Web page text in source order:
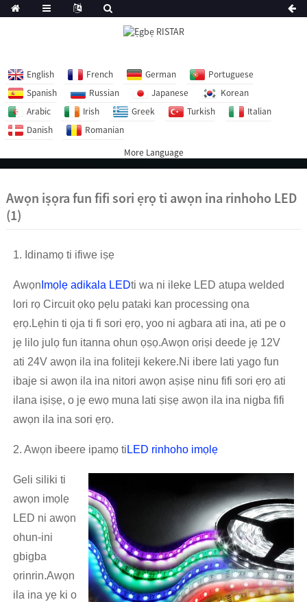
English French German
Portuguese
Spanish
Russian Japanese
Korean
Arabic
Irish Greek Turkish
Italian
Danish
Romanian
More Language
Awọn iṣọra fun fifi sori ẹrọ ti awọn ina rinhoho LED
(1)
1. Idinamọ ti ifiwe iṣẹ
Awọn Imọlẹ adikala LEDti wa ni ileke LED atupa welded
lori rọ Circuit ọkọ pẹlu pataki kan processing ọna
ẹrọ.Lẹhin ti ọja ti fi sori ẹrọ, yoo ni agbara ati ina, ati pe o
jẹ lilo julọ fun itanna ohun ọṣọ.Awọn oriṣi deede jẹ 12V
ati 24V awọn ila ina foliteji kekere.Ni ibere lati yago fun
ibaje si awọn ila ina nitori awọn aṣiṣe ninu fifi sori ẹrọ ati
ilana iṣiṣẹ, o jẹ ewọ muna lati ṣiṣẹ awọn ila ina nigba fifi
awọn ila ina sori ẹrọ.
2. Awọn ibeere ipamọ ti LED rinhoho imọlẹ
Geli siliki ti
awọn imọlẹ
LED ni awọn
ohun-ini
gbigba
ọrinrin.Awọn
ila ina yẹ ki o